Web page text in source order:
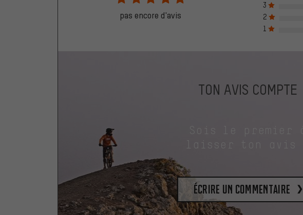
pas encore d'avis
3
2
1
TON AVIS COMPTE
laisser ton avis !
Écrire un commentaire